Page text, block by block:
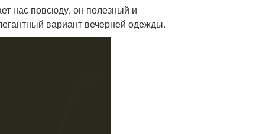
нас повсюду, он полезный и
вариант вечерней одежды.